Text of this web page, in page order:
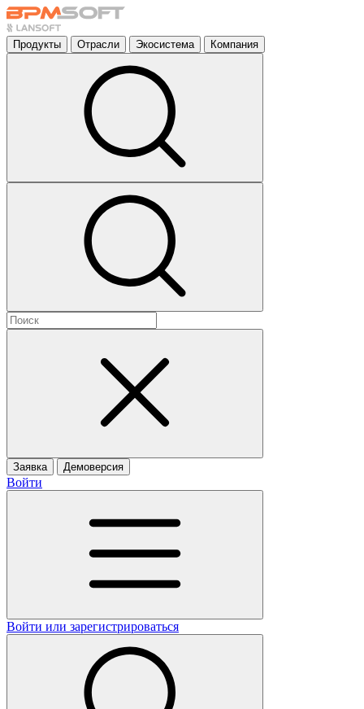
Продукты Отрасли Экосистема Компания
Заявка Демоверсия
Войти
Войти или зарегистрироваться